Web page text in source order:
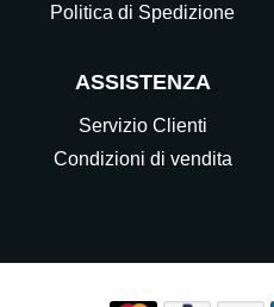
Politica di Spedizione
ASSISTENZA
Servizio Clienti
Condizioni di vendita